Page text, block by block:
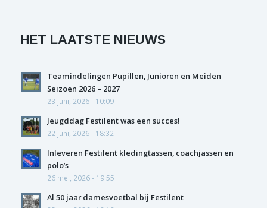
HET LAATSTE NIEUWS
Teamindelingen Pupillen, Junioren en Meiden
Seizoen 2026 – 2027
23 juni, 2026 - 10:09
Jeugddag Festilent was een succes!
22 juni, 2026 - 18:32
Inleveren Festilent kledingtassen, coachjassen en
polo’s
26 mei, 2026 - 19:55
Al 50 jaar damesvoetbal bij Festilent